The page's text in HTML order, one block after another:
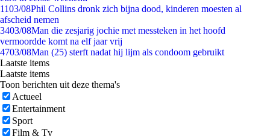
1103/08Phil Collins dronk zich bijna dood, kinderen moesten al
afscheid nemen
3403/08Man die zesjarig jochie met messteken in het hoofd
vermoordde komt na elf jaar vrij
4703/08Man (25) sterft nadat hij lijm als condoom gebruikt
Laatste items
Laatste items
Toon berichten uit deze thema's
Actueel
Entertainment
Sport
Film & Tv